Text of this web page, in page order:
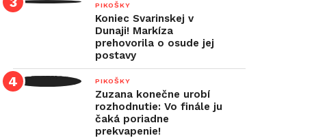
PIKOŠKY
Koniec Svarinskej v
Dunaji! Markíza
prehovorila o osude jej
postavy
PIKOŠKY
Zuzana konečne urobí
rozhodnutie: Vo finále ju
čaká poriadne
prekvapenie!